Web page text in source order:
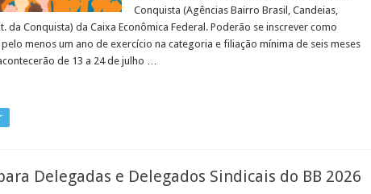
Conquista (Agências Bairro Brasil, Candeias,
da Conquista) da Caixa Econômica Federal. Poderão se inscrever como
menos um ano de exercício na categoria e filiação mínima de seis meses
de 13 a 24 de julho …
Delegadas e Delegados Sindicais do BB 2026